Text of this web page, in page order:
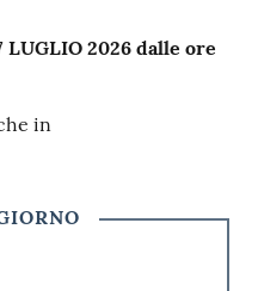
LUGLIO 2026 dalle ore
in